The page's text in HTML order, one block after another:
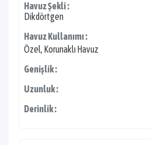
Havuz Şekli :
Dikdörtgen
Havuz Kullanımı :
Özel, Korunaklı Havuz
Genişlik :
Uzunluk :
Derinlik :